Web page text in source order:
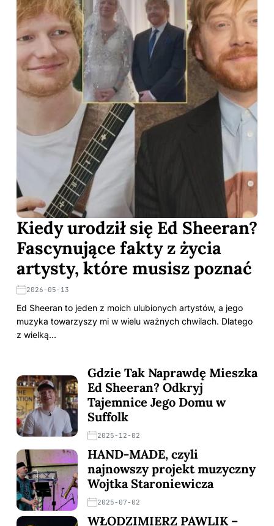
Kiedy urodził się Ed Sheeran?
Fascynujące fakty z życia
artysty, które musisz poznać
2026-05-13
Ed Sheeran to jeden z moich ulubionych artystów, a jego
muzyka towarzyszy mi w wielu ważnych chwilach. Dlatego
z wielką…
Gdzie Tak Naprawdę Mieszka
Ed Sheeran? Odkryj
Tajemnice Jego Domu w
Suffolk
2025-12-02
HAND-MADE, czyli
najnowszy projekt muzyczny
Wojtka Staroniewicza
2025-07-02
WŁODZIMIERZ PAWLIK –